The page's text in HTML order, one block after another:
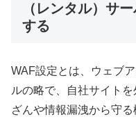
（レンタル）サ
する
WAF設定とは、ウェブ
ルの略で、自社サイト
ざんや情報漏洩から守る